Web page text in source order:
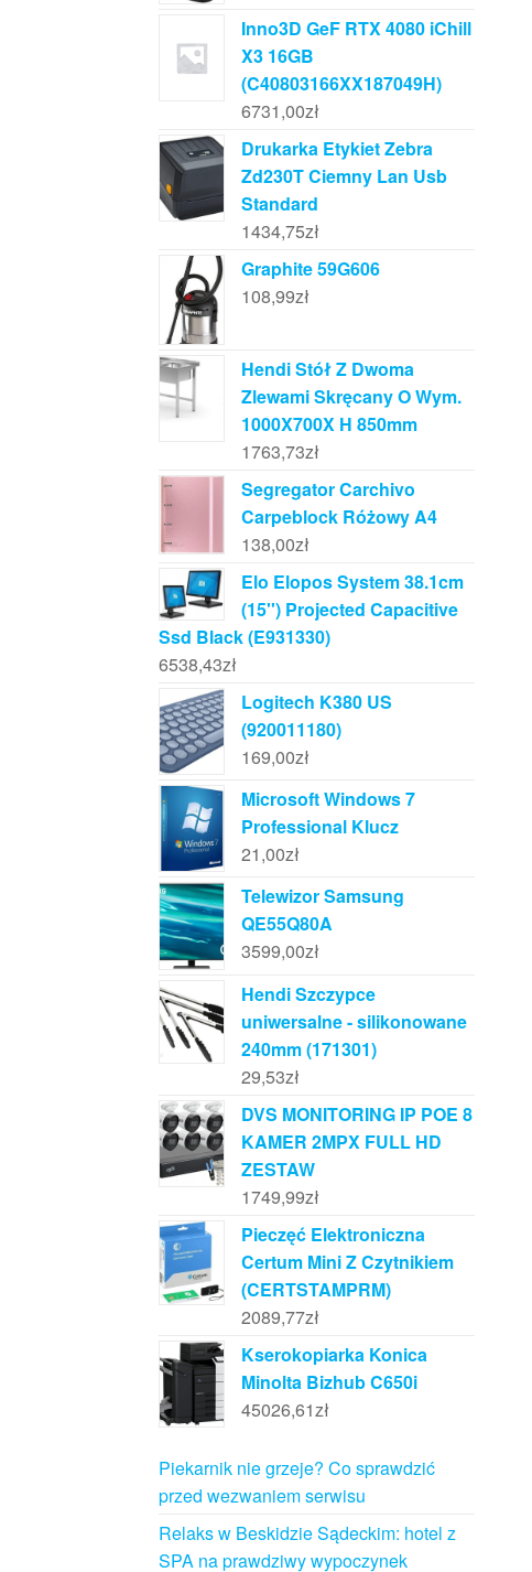
Inno3D GeF RTX 4080 iChill
X3 16GB
(C40803166XX187049H)
6731,00zł
Drukarka Etykiet Zebra
Zd230T Ciemny Lan Usb
Standard
1434,75zł
Graphite 59G606
108,99zł
Hendi Stół Z Dwoma
Zlewami Skręcany O Wym.
1000X700X H 850mm
1763,73zł
Segregator Carchivo
Carpeblock Różowy A4
138,00zł
Elo Elopos System 38.1cm
(15'') Projected Capacitive
Ssd Black (E931330)
6538,43zł
Logitech K380 US
(920011180)
169,00zł
Microsoft Windows 7
Professional Klucz
21,00zł
Telewizor Samsung
QE55Q80A
3599,00zł
Hendi Szczypce
uniwersalne - silikonowane
240mm (171301)
29,53zł
DVS MONITORING IP POE 8
KAMER 2MPX FULL HD
ZESTAW
1749,99zł
Pieczęć Elektroniczna
Certum Mini Z Czytnikiem
(CERTSTAMPRM)
2089,77zł
Kserokopiarka Konica
Minolta Bizhub C650i
45026,61zł
Piekarnik nie grzeje? Co sprawdzić
przed wezwaniem serwisu
Relaks w Beskidzie Sądeckim: hotel z
SPA na prawdziwy wypoczynek